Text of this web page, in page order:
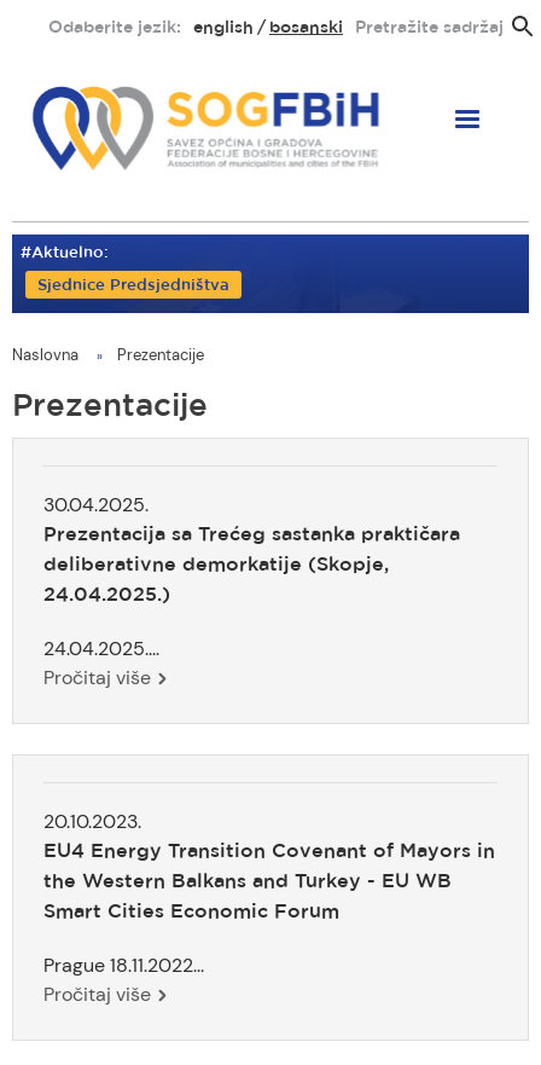
sadržaj
Odaberite jezik: english bosanski Pretražite sadržaj
#Aktuelno:
Sjednice Predsjedništva
You
are
here
Naslovna Prezentacije
Prezentacije
30.04.2025.
Prezentacija sa Trećeg sastanka praktičara
deliberativne demorkatije (Skopje,
24.04.2025.)
24.04.2025....
Pročitaj više
20.10.2023.
EU4 Energy Transition Covenant of Mayors in
the Western Balkans and Turkey - EU WB
Smart Cities Economic Forum
Prague 18.11.2022...
Pročitaj više